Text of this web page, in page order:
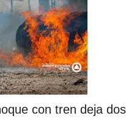
con tren deja dos